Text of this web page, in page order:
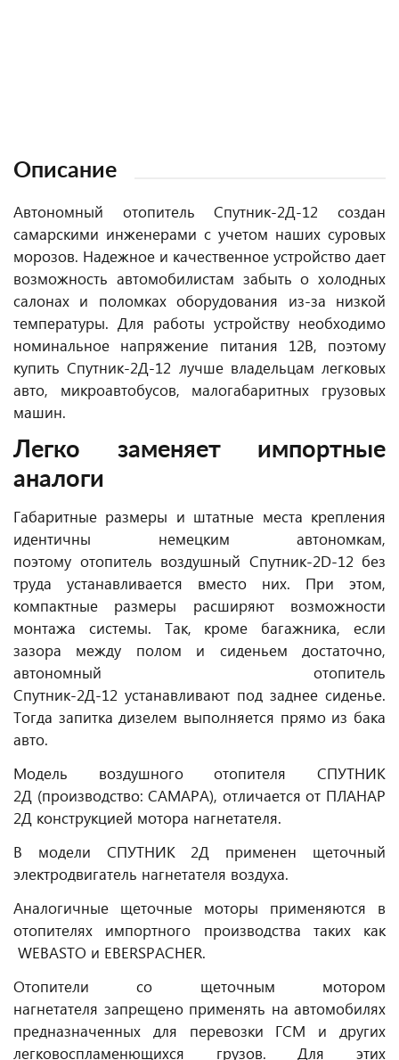
Описание
Автономный отопитель Спутник-2Д-12 создан
самарскими инженерами с учетом наших суровых
морозов. Надежное и качественное устройство дает
возможность автомобилистам забыть о холодных
салонах и поломках оборудования из-за низкой
температуры. Для работы устройству необходимо
номинальное напряжение питания 12В, поэтому
купить Спутник-2Д-12 лучше владельцам легковых
авто, микроавтобусов, малогабаритных грузовых
машин.
Легко заменяет импортные
аналоги
Габаритные размеры и штатные места крепления
идентичны немецким автономкам,
поэтому отопитель воздушный Спутник-2D-12 без
труда устанавливается вместо них. При этом,
компактные размеры расширяют возможности
монтажа системы. Так, кроме багажника, если
зазора между полом и сиденьем достаточно,
автономный отопитель
Спутник-2Д-12 устанавливают под заднее сиденье.
Тогда запитка дизелем выполняется прямо из бака
авто.
Модель воздушного отопителя СПУТНИК
2Д (производство: САМАРА), отличается от ПЛАНАР
2Д конструкцией мотора нагнетателя.
В модели СПУТНИК 2Д применен щеточный
электродвигатель нагнетателя воздуха.
Аналогичные щеточные моторы применяются в
отопителях импортного производства таких как
WEBASTO и EBERSPACHER.
Отопители со щеточным мотором
нагнетателя запрещено применять на автомобилях
предназначенных для перевозки ГСМ и других
легковоспламенющихся грузов. Для этих